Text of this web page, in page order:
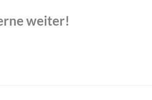
weiter!